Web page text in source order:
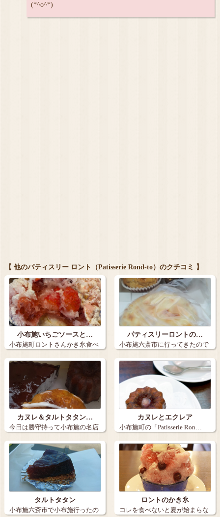
(*^o^*)
【 他のパティスリー ロント（Patisserie Rond-to）のクチコミ 】
小布施いちごソースと…
小布施町ロントさんかき氷食べ
に行きました…
パティスリーロントの…
小布施六斎市に行ってきたので
やはりここは…
カヌレ＆タルトタタン…
今日は勝守持って小布施の名店
のパティスリ…
カヌレとエクレア
小布施町の「Patisserie Ron…
タルトタタン
小布施六斎市で小布施行ったの
ロントのかき氷
コレを食べないと夏が始まらな